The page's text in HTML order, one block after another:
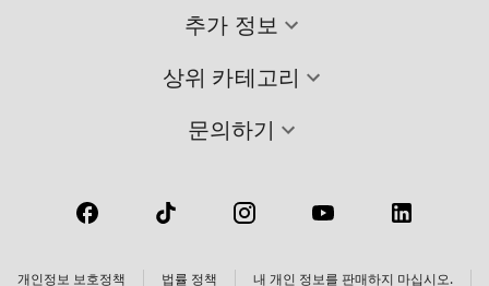
추가 정보
상위 카테고리
문의하기
개인정보 보호정책 법률 정책 내 개인 정보를 판매하지 마십시오.